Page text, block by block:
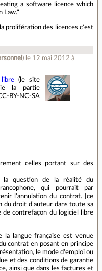
a software licence which
Law."
prolifération des licences c'est
) le 12 mai 2012 à
libre (le site
la partie
BY-NC-SA
celles portant sur des
la question de la réalité du
qui pourrait par
l'annulation du contrat. [ce
du droit d’auteur dans toute sa
contrefaçon du logiciel libre
langue française est venue
contrat en posant en principe
le mode d'emploi ou
et des conditions de garantie
ainsi que dans les factures et